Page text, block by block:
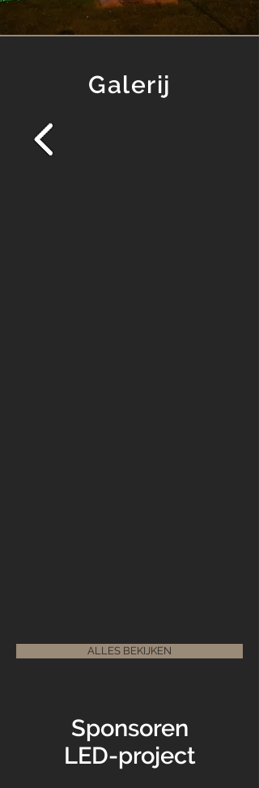
Galerij
ALLES BEKIJKEN
Sponsoren
LED-project